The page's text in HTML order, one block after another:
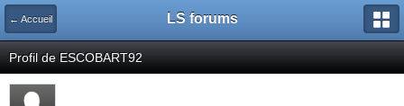
← Accueil LS forums
Profil de ESCOBART92